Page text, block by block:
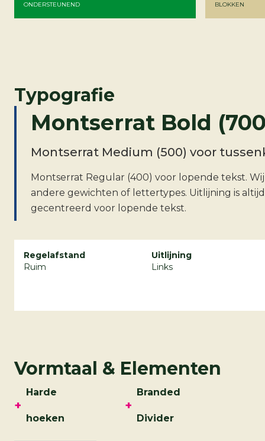
ONDERSTEUNEND BLOKKEN
Typografie
Montserrat Bold
Montserrat Medium (500) voor
Montserrat Regular (400) voor lopende tekst.
andere gewichten of lettertypes. Uitlijning is
gecentreerd voor lopende tekst.
Regelafstand
Ruim
Uitlijning
Links
Vormtaal & Elementen
+
Harde
hoeken
+
Branded
Divider